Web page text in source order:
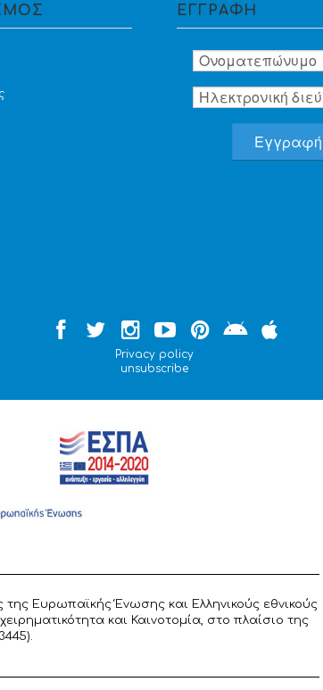
ΕΓΓΡΑΦΗ
Privacy policy
unsubscribe
Ευρωπαϊκής Ένωσης και Ελληνικούς εθνικούς
και Καινοτομία, στο πλαίσιο της